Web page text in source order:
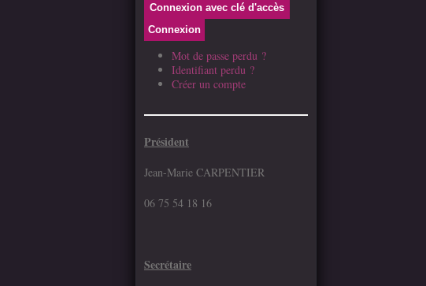
Connexion avec clé d'accès
Connexion
Mot de passe perdu ?
Identifiant perdu ?
Créer un compte
Président
Jean-Marie CARPENTIER
06 75 54 18 16
Secrétaire